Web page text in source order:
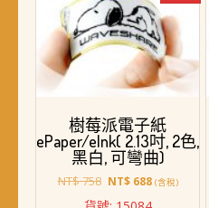
樹莓派電子紙
ePaper/eInk( 2.13吋, 2色,
黑白, 可彎曲)
NT$758 原
NT$688目(含稅)